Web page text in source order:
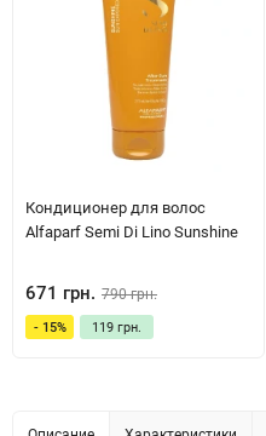
Кондиционер для волос
Alfaparf Semi Di Lino Sunshine
671 грн. 790 грн.
- 15% 119 грн.